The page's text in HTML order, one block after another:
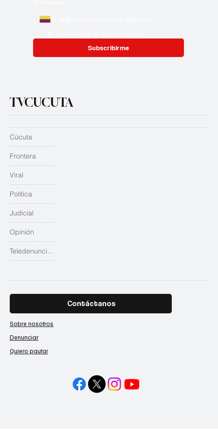
Subscribirme
TVCUCUTA
Judicial
Opinión
Teledenuncias
Cúcuta
Frontera
Viral
Política
Contáctanos
Sobre nosotros
Denunciar
Quiero pautar